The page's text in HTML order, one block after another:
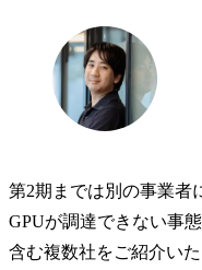
第2期までは別の事業者
GPUが調達できない事
含む複数社をご紹介い